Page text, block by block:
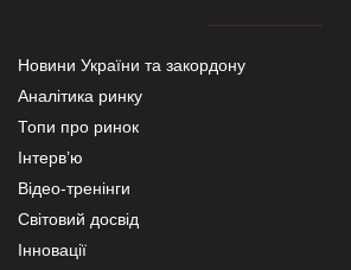
Новини України та закордону
Аналітика ринку
Топи про ринок
Інтерв’ю
Відео-тренінги
Світовий досвід
Інновації